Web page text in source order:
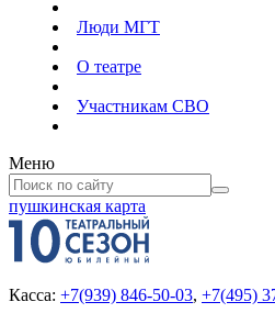
Люди МГТ
О театре
Участникам СВО
Меню
пушкинская карта
Касса: +7(939) 846-50-03, +7(495)